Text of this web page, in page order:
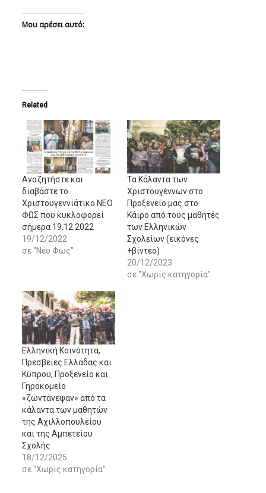
Μου αρέσει αυτό:
Related
Αναζητήστε και
διαβάστε το
Χριστουγεννιάτικο ΝΕΟ
ΦΩΣ που κυκλοφορεί
σήμερα 19.12.2022
19/12/2022
σε "Νέο Φως"
Τα Κάλαντα των
Χριστουγέννων στο
Προξενείο μας στο
Κάιρο από τους μαθητές
των Ελληνικών
Σχολείων (εικόνες
+βίντεο)
20/12/2023
σε "Χωρίς κατηγορία"
Ελληνική Κοινότητα,
Πρεσβείες Ελλάδας και
Κύπρου, Προξενείο και
Γηροκομείο
«ζωντάνεψαν» από τα
κάλαντα των μαθητών
της Αχιλλοπουλείου
και της Αμπετείου
Σχολής
18/12/2025
σε "Χωρίς κατηγορία"